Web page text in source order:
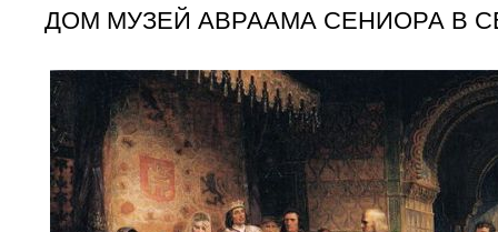
ДОМ МУЗЕЙ АВРААМА СЕНИОРА В